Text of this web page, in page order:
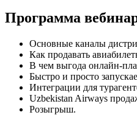
Программа
Основные каналы
Как продавать
В чем выгода онлайн-
Быстро и просто
Интеграции для
Uzbekistan Airways
Розыгрыш.